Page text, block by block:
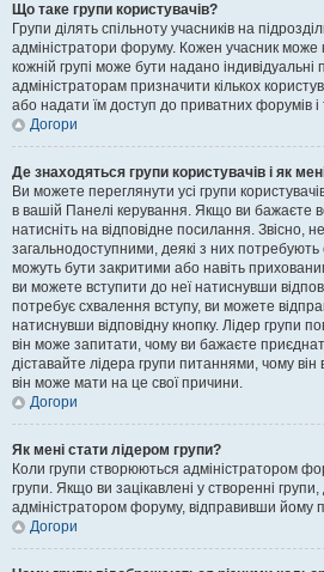
Що таке групи користувачів?
Групи ділять спільноту учасників на
адміністратори форуму. Кожен учасник може
кожній групі може бути надано
адміністраторам призначити кількох
або надати їм доступ до приватних форумів і
Догори
Де знаходяться групи користувачів і як
Ви можете переглянути усі групи
в вашій Панелі керування. Якщо ви бажаєте
натисніть на відповідне посилання. Звісно,
загальнодоступними, деякі з них потребують
можуть бути закритими або навіть
ви можете вступити до неї натиснувши
потребує схвалення вступу, ви можете
натиснувши відповідну кнопку. Лідер групи
він може запитати, чому ви бажаєте
діставайте лідера групи питаннями, чому
він може мати на це свої причини.
Догори
Як мені стати лідером групи?
Коли групи створюються адміністратором
групи. Якщо ви зацікавлені у створенні
адміністратором форуму, відправивши йому
Догори